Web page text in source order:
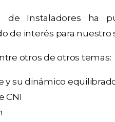
de Instaladores ha
de interés para nuestro
otros de otros temas:
y su dinámico
CNI